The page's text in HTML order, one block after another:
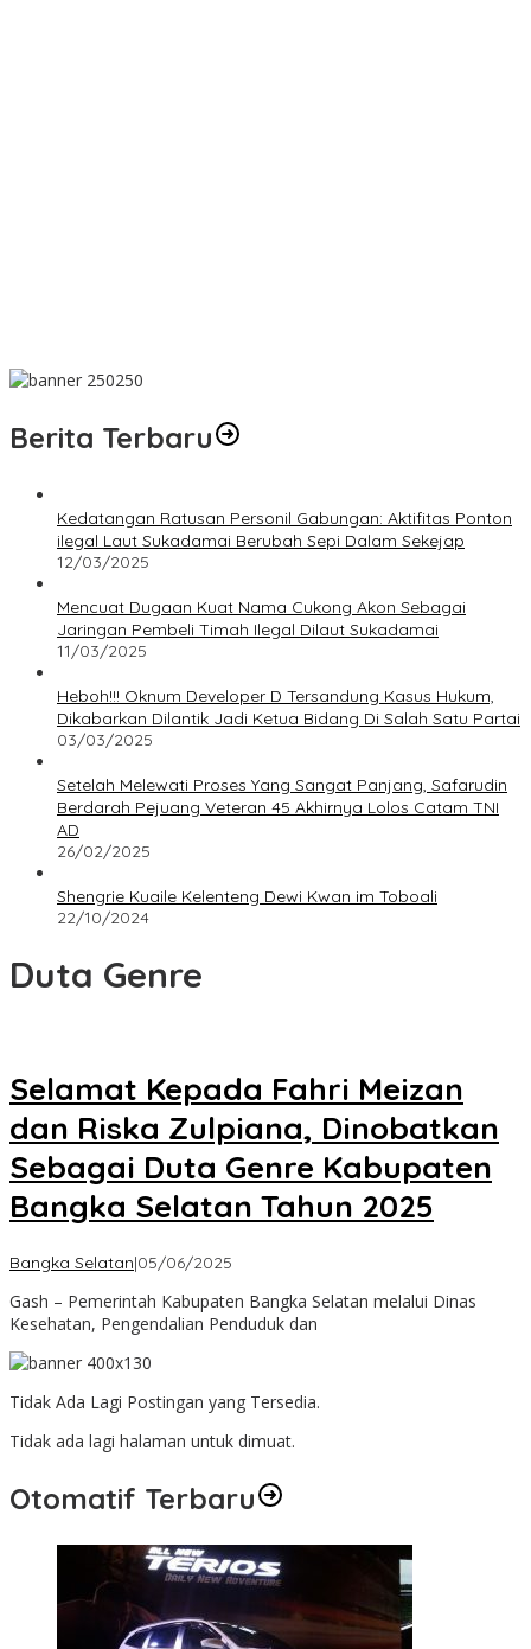
Berita Terbaru
Kedatangan Ratusan Personil Gabungan: Aktifitas Ponton
ilegal Laut Sukadamai Berubah Sepi Dalam Sekejap
12/03/2025
Mencuat Dugaan Kuat Nama Cukong Akon Sebagai
Jaringan Pembeli Timah Ilegal Dilaut Sukadamai
11/03/2025
Heboh!!! Oknum Developer D Tersandung Kasus Hukum,
Dikabarkan Dilantik Jadi Ketua Bidang Di Salah Satu Partai
03/03/2025
Setelah Melewati Proses Yang Sangat Panjang, Safarudin
Berdarah Pejuang Veteran 45 Akhirnya Lolos Catam TNI
AD
26/02/2025
Shengrie Kuaile Kelenteng Dewi Kwan im Toboali
22/10/2024
Duta Genre
Selamat Kepada Fahri Meizan
dan Riska Zulpiana, Dinobatkan
Sebagai Duta Genre Kabupaten
Bangka Selatan Tahun 2025
Bangka Selatan|05/06/2025
Gash – Pemerintah Kabupaten Bangka Selatan melalui Dinas
Kesehatan, Pengendalian Penduduk dan
Tidak Ada Lagi Postingan yang Tersedia.
Tidak ada lagi halaman untuk dimuat.
Otomatif Terbaru